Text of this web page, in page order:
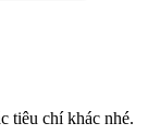
tiêu chí khác nhé.